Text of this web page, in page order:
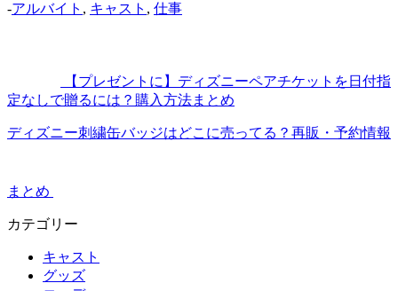
-アルバイト , キャスト , 仕事
【プレゼントに】ディズニーペアチケットを日付指
定なしで贈るには？購入方法まとめ
ディズニー刺繍缶バッジはどこに売ってる？再販・予約情報
まとめ
カテゴリー
キャスト
グッズ